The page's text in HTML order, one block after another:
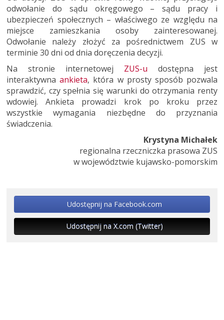
odwołanie do sądu okręgowego – sądu pracy i
ubezpieczeń społecznych – właściwego ze względu na
miejsce zamieszkania osoby zainteresowanej.
Odwołanie należy złożyć za pośrednictwem ZUS w
terminie 30 dni od dnia doręczenia decyzji.
Na stronie internetowej ZUS-u dostępna jest
interaktywnaankieta, która w prosty sposób pozwala
sprawdzić, czy spełnia się warunki do otrzymania renty
wdowiej. Ankieta prowadzi krok po kroku przez
wszystkie wymagania niezbędne do przyznania
świadczenia.
Krystyna Michałek
regionalna rzeczniczka prasowa ZUS
w województwie kujawsko-pomorskim
Udostępnij na Facebook.com
Udostępnij na X.com (Twitter)